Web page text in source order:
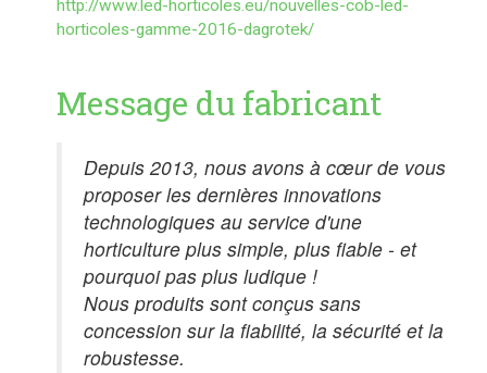
http://www.led-horticoles.eu/nouvelles-cob-led-
horticoles-gamme-2016-dagrotek/
Message du fabricant
Depuis 2013, nous avons à cœur de vous
proposer les dernières innovations
technologiques au service d'une
horticulture plus simple, plus fiable - et
pourquoi pas plus ludique !
Nous produits sont conçus sans
concession sur la fiabilité, la sécurité et la
robustesse.